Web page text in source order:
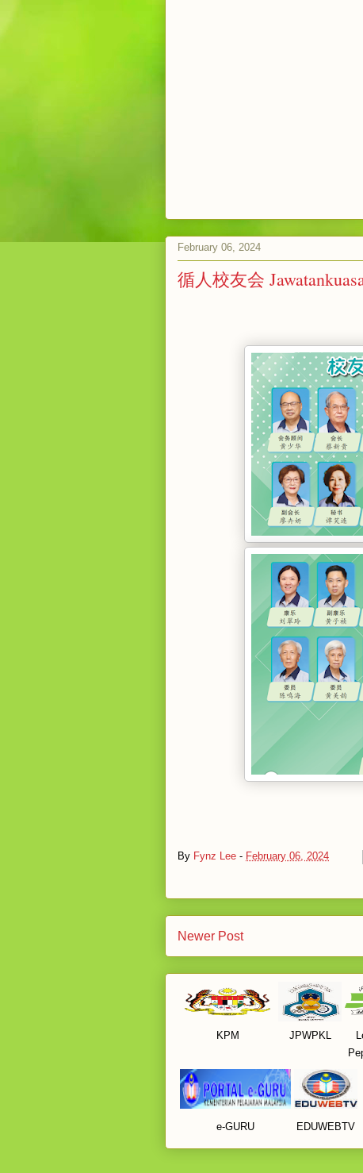
February 06, 2024
循人校友会
By Fynz Lee - February 06, 2024
Newer Post
KPM JPWPKL
e-GURU EDUWEBTV